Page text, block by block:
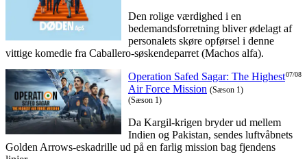
Den rolige værdighed i en
bedemandsforretning bliver ødelagt af
personalets skøre opførsel i denne
vittige komedie fra Caballero-søskendeparret (Machos alfa).
07/08
Operation Safed Sagar: The Highest
Air Force Mission (Sæson 1)
(Sæson 1)
Da Kargil-krigen bryder ud mellem
Indien og Pakistan, sendes luftvåbnets
Golden Arrows-eskadrille ud på en farlig mission bag fjendens